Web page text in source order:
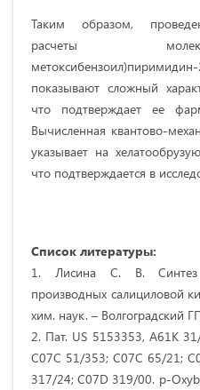
Таким образом,
расчеты
показывают сложный
что подтверждает ее
Вычисленная квантово-
указывает на
что подтверждается в
Список литературы:
1. Лисина С. В. Синтез
производных салициловой
хим. наук. – Волгоградский
2. Пат. US 5153353, A61K
C07C 51/353; C07C 65/21;
317/24; C07D 319/00. p-